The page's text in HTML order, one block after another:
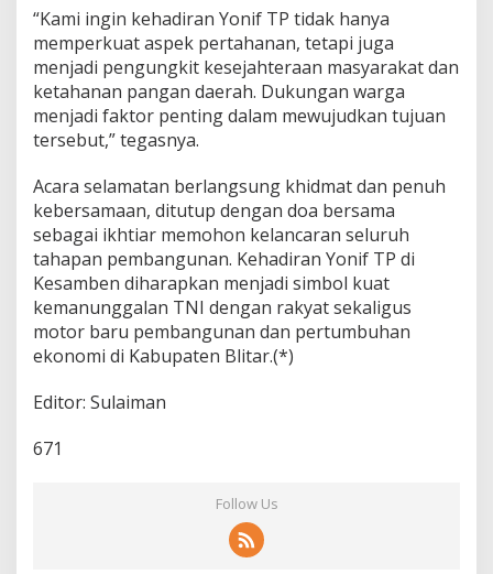
“Kami ingin kehadiran Yonif TP tidak hanya
memperkuat aspek pertahanan, tetapi juga
menjadi pengungkit kesejahteraan masyarakat dan
ketahanan pangan daerah. Dukungan warga
menjadi faktor penting dalam mewujudkan tujuan
tersebut,” tegasnya.
Acara selamatan berlangsung khidmat dan penuh
kebersamaan, ditutup dengan doa bersama
sebagai ikhtiar memohon kelancaran seluruh
tahapan pembangunan. Kehadiran Yonif TP di
Kesamben diharapkan menjadi simbol kuat
kemanunggalan TNI dengan rakyat sekaligus
motor baru pembangunan dan pertumbuhan
ekonomi di Kabupaten Blitar.(*)
Editor: Sulaiman
671
Follow Us